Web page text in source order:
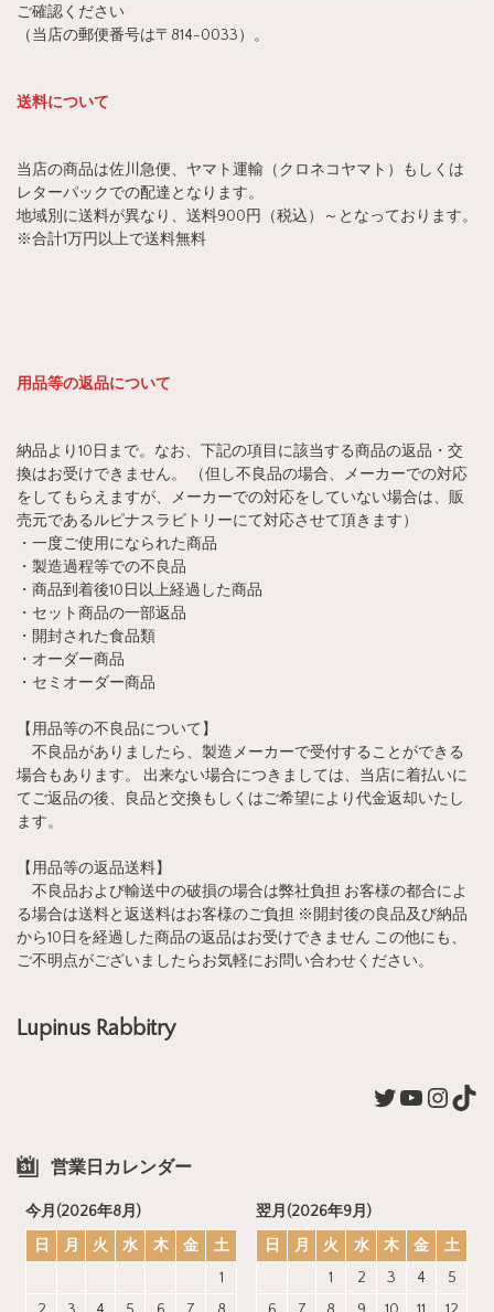
ご確認ください
（当店の郵便番号は〒814-0033）。
送料について
当店の商品は佐川急便、ヤマト運輸（クロネコヤマト）もしくは
レターパックでの配達となります。
地域別に送料が異なり、送料900円（税込）～となっております。
※合計1万円以上で送料無料
用品等の返品について
納品より10日まで。なお、下記の項目に該当する商品の返品・交
換はお受けできません。 （但し不良品の場合、メーカーでの対応
をしてもらえますが、メーカーでの対応をしていない場合は、販
売元であるルピナスラビトリーにて対応させて頂きます）
・一度ご使用になられた商品
・製造過程等での不良品
・商品到着後10日以上経過した商品
・セット商品の一部返品
・開封された食品類
・オーダー商品
・セミオーダー商品
【用品等の不良品について】
不良品がありましたら、製造メーカーで受付することができる
場合もあります。 出来ない場合につきましては、当店に着払いに
てご返品の後、良品と交換もしくはご希望により代金返却いたし
ます。
【用品等の返品送料】
不良品および輸送中の破損の場合は弊社負担 お客様の都合によ
る場合は送料と返送料はお客様のご負担 ※開封後の良品及び納品
から10日を経過した商品の返品はお受けできません この他にも、
ご不明点がございましたらお気軽にお問い合わせください。
Lupinus Rabbitry
営業日カレンダー
今月(2026年8月)
日
月 火 水 木 金
土
1
翌月(2026年9月)
日
月 火 水 木 金
土
1
2 3 4
5